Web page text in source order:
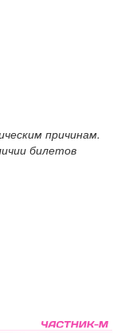
причинам.
билетов